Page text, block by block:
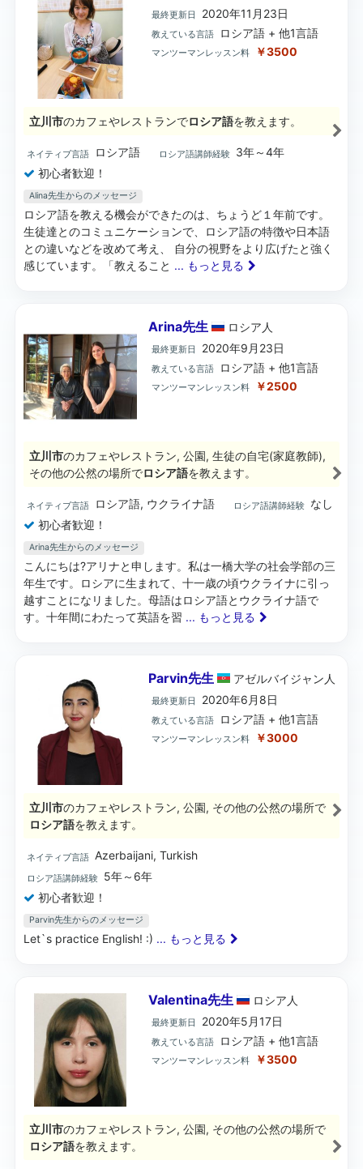
最終更新日 2020年11月23日
教えている言語 ロシア語 + 他1言語
マンツーマンレッスン料 ￥3500
立川市のカフェやレストランでロシア語を教えます。
ネイティブ言語 ロシア語 ロシア語講師経験
3年～4年
初心者歓迎！
Alina先生からのメッセージ
ロシア語を教える機会ができたのは、ちょうど１年前です。
生徒達とのコミュニケーションで、ロシア語の特徴や日本語
との違いなどを改めて考え、 自分の視野をより広げたと強く
感じています。「教えること ... もっと見る
Arina先生 ロシア 人
最終更新日 2020年9月23日
教えている言語 ロシア語 + 他1言語
マンツーマンレッスン料 ￥2500
立川市のカフェやレストラン, 公園, 生徒の自宅(家庭教師),
その他の公然の場所でロシア語を教えます。
ネイティブ言語 ロシア語, ウクライナ語 ロシア語講師経験
なし
初心者歓迎！
Arina先生からのメッセージ
こんにちは?アリナと申します。私は一橋大学の社会学部の三
年生です。ロシアに生まれて、十一歳の頃ウクライナに引っ
越すことになリました。母語はロシア語とウクライナ語で
す。十年間にわたって英語を習 ... もっと見る
Parvin先生 アゼルバイジャン 人
最終更新日 2020年6月8日
教えている言語 ロシア語 + 他1言語
マンツーマンレッスン料 ￥3000
立川市のカフェやレストラン, 公園, その他の公然の場所で
ロシア語を教えます。
ネイティブ言語 Azerbaijani, Turkish
ロシア語講師経験
5年～6年
初心者歓迎！
Parvin先生からのメッセージ
Let`s practice English! :) ... もっと見る
Valentina先生 ロシア 人
最終更新日 2020年5月17日
教えている言語 ロシア語 + 他1言語
マンツーマンレッスン料 ￥3500
立川市のカフェやレストラン, 公園, その他の公然の場所で
ロシア語を教えます。